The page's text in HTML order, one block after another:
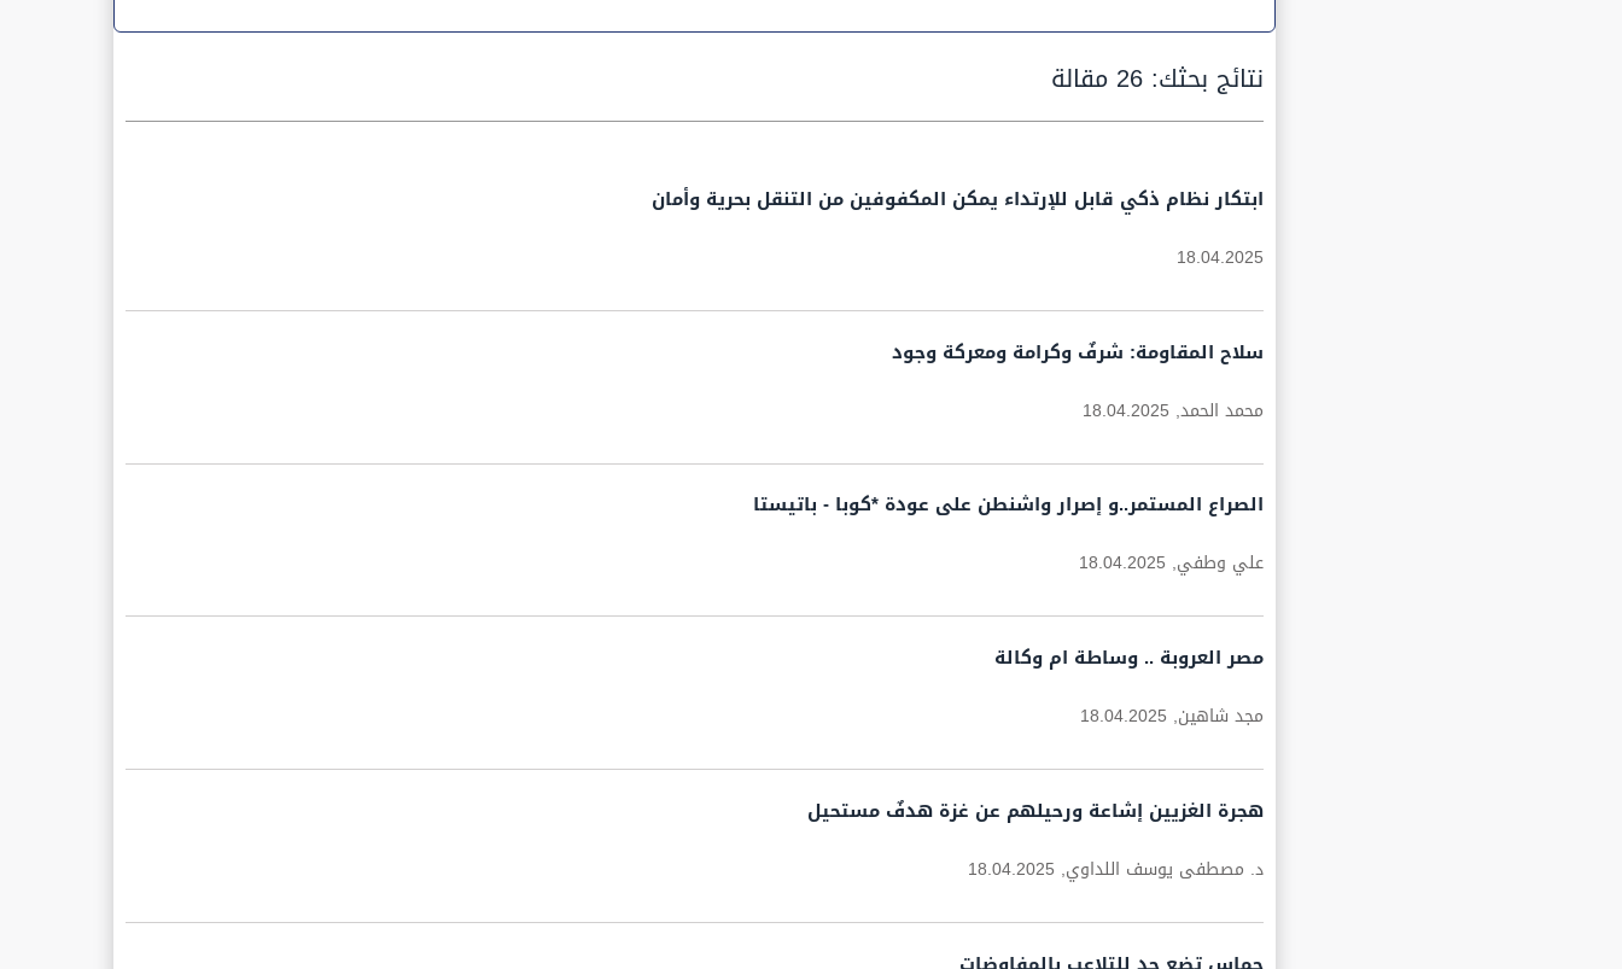
نتائج بحثك: 26 مقالة
ابتكار نظام ذكي قابل للإرتداء يمكن المكفوفين من التنقل بحرية وأمان
18.04.2025
سلاح المقاومة: شرفٌ وكرامة ومعركة وجود
محمد الحمد, 18.04.2025
الصراع المستمر..و إصرار واشنطن على عودة *كوبا - باتيستا
علي وطفي, 18.04.2025
مصر العروبة .. وساطة ام وكالة
مجد شاهين, 18.04.2025
هجرة الغزيين إشاعة ورحيلهم عن غزة هدفٌ مستحيل
د. مصطفى يوسف اللداوي, 18.04.2025